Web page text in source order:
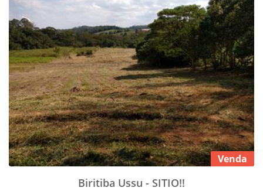
Venda
Biritiba Ussu - SITIO!!